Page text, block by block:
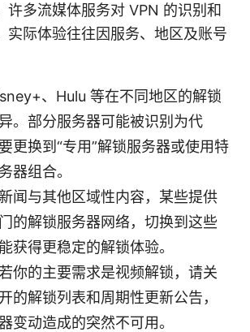
许多流媒体服务对 VPN 的识别和
实际体验往往因服务、地区及账号
、Hulu 等在不同地区的解锁
。部分服务器可能被识别为代
更换到“专用”解锁服务器或使用特
器组合。
闻与其他区域性内容，某些提供
的解锁服务器网络，切换到这些
获得更稳定的解锁体验。
你的主要需求是视频解锁，请关
的解锁列表和周期性更新公告，
变动造成的突然不可用。